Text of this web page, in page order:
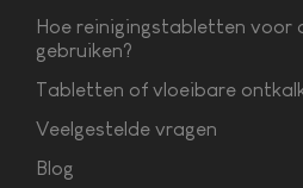
Hoe reinigingstabletten voor
gebruiken?
Tabletten of vloeibare
Veelgestelde vragen
Blog